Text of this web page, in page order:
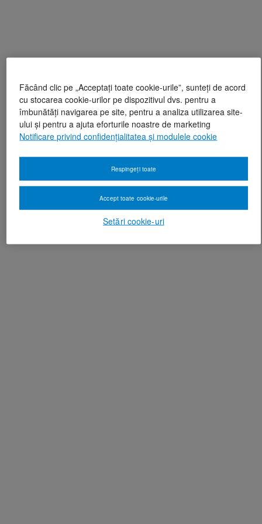
Făcând clic pe „Acceptați toate cookie-urile”, sunteți de acord
cu stocarea cookie-urilor pe dispozitivul dvs. pentru a
îmbunătăți navigarea pe site, pentru a analiza utilizarea site-
ului și pentru a ajuta eforturile noastre de marketing
Notificare privind confidențialitatea și modulele cookie
Setări cookie-uri
Respingeți toate
Accept toate cookie-urile